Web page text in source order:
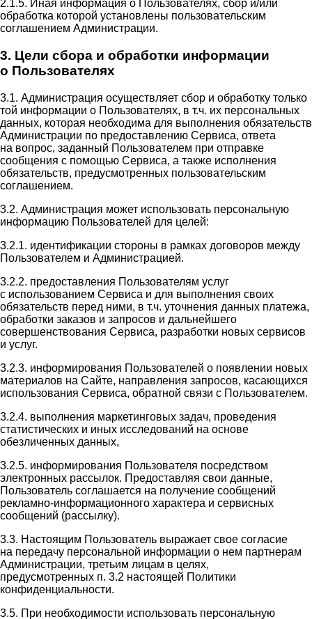
2.1.5. Иная информация о Пользователях, сбор и/или
обработка которой установлены пользовательским
соглашением Администрации.
3. Цели сбора и обработки информации
о Пользователях
3.1. Администрация осуществляет сбор и обработку только
той информации о Пользователях, в т.ч. их персональных
данных, которая необходима для выполнения обязательств
Администрации по предоставлению Сервиса, ответа
на вопрос, заданный Пользователем при отправке
сообщения с помощью Сервиса, а также исполнения
обязательств, предусмотренных пользовательским
соглашением.
3.2. Администрация может использовать персональную
информацию Пользователей для целей:
3.2.1. идентификации стороны в рамках договоров между
Пользователем и Администрацией.
3.2.2. предоставления Пользователям услуг
с использованием Сервиса и для выполнения своих
обязательств перед ними, в т.ч. уточнения данных платежа,
обработки заказов и запросов и дальнейшего
совершенствования Сервиса, разработки новых сервисов
и услуг.
3.2.3. информирования Пользователей о появлении новых
материалов на Сайте, направления запросов, касающихся
использования Сервиса, обратной связи с Пользователем.
3.2.4. выполнения маркетинговых задач, проведения
статистических и иных исследований на основе
обезличенных данных,
3.2.5. информирования Пользователя посредством
электронных рассылок. Предоставляя свои данные,
Пользователь соглашается на получение сообщений
рекламно-информационного характера и сервисных
сообщений (рассылку).
3.3. Настоящим Пользователь выражает свое согласие
на передачу персональной информации о нем партнерам
Администрации, третьим лицам в целях,
предусмотренных п. 3.2 настоящей Политики
конфиденциальности.
3.5. При необходимости использовать персональную